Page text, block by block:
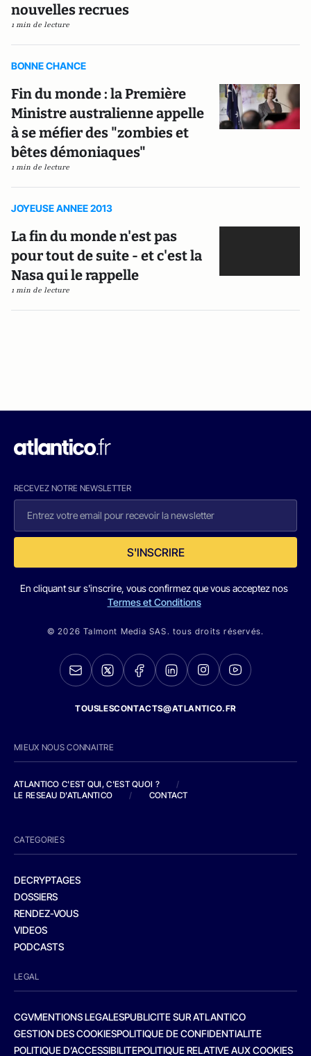
nouvelles recrues
1 min de lecture
BONNE CHANCE
Fin du monde : la Première
Ministre australienne appelle
à se méfier des "zombies et
bêtes démoniaques"
1 min de lecture
JOYEUSE ANNEE 2013
La fin du monde n'est pas
pour tout de suite - et c'est la
Nasa qui le rappelle
1 min de lecture
RECEVEZ NOTRE NEWSLETTER
S'INSCRIRE
En cliquant sur s'inscrire, vous confirmez que vous acceptez nos
Termes et Conditions
© 2026 Talmont Media SAS. tous droits réservés.
TOUSLESCONTACTS@ATLANTICO.FR
MIEUX NOUS CONNAITRE
ATLANTICO C'EST QUI, C'EST QUOI ?
/
LE RESEAU D'ATLANTICO
/ CONTACT
CATEGORIES
DECRYPTAGES
DOSSIERS
RENDEZ-VOUS
VIDEOS
PODCASTS
LEGAL
CGVMENTIONS LEGALESPUBLICITE SUR ATLANTICO
GESTION DES COOKIESPOLITIQUE DE CONFIDENTIALITE
POLITIQUE D’ACCESSIBILITEPOLITIQUE RELATIVE AUX COOKIES